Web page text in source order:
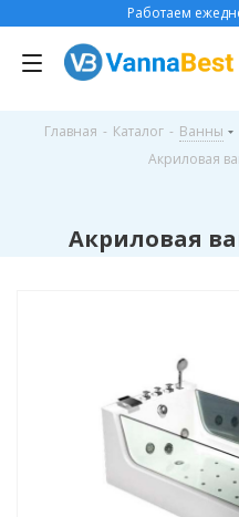
Работаем
Главная - Каталог - Ванны
Акриловая
Акриловая